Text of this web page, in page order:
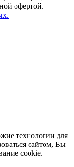
офертой.
технологии для
сайтом, Вы
cookie.